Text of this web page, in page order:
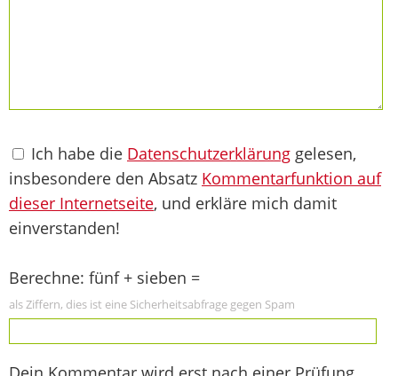
Ich habe die Datenschutzerklärung gelesen,
insbesondere den Absatz Kommentarfunktion auf
dieser Internetseite, und erkläre mich damit
einverstanden!
Berechne: fünf + sieben =
als Ziffern, dies ist eine Sicherheitsabfrage gegen Spam